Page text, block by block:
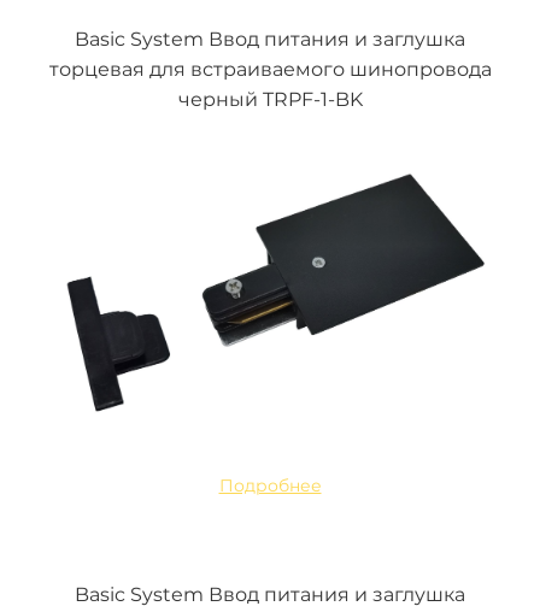
Basic System Ввод питания и заглушка
торцевая для встраиваемого шинопровода
черный TRPF-1-BK
Подробнее
Basic System Ввод питания и заглушка